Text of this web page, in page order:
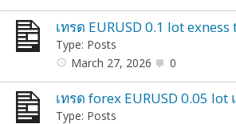
เทรด EURUSD 0.1 lot
Type: Posts
March 27, 2026
0
เทรด forex EURUSD 0.05 lot
Type: Posts